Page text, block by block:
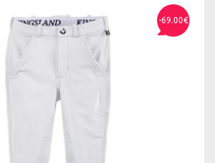
-69.00€